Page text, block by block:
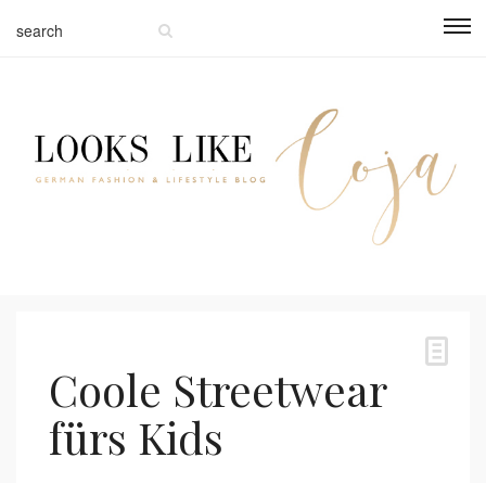
Coole Streetwear
fürs Kids